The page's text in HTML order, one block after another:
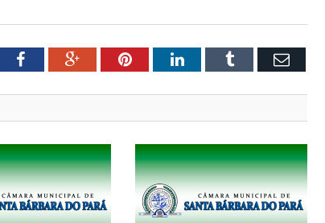
FacebookGoogle+PinterestLinkedInTumblr Email